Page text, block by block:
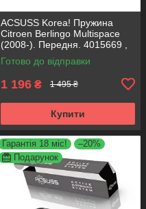
ACSUSS Korea! Пружина
Citroen Berlingo Multispace
(2008-). Передня. 4015669 ,
RA3561 , 993299. Аксусс
Корея
Готово до відправки
1 196 ₴ 1 495 ₴
Купити
Гарантія 18 міс!
–20%
Подарунок